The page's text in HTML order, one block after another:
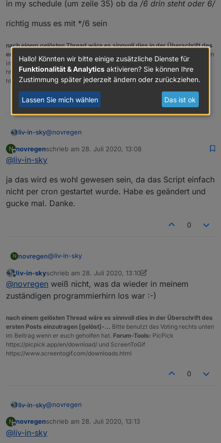
Zweifarbig habe ich hier geändert, jedoch bleibt die
let farbeUngeradeZeilen="#1C1C1C"//"#1C1C1C";
let farbeGeradeZeilen="#ffffff"//"#ffffff"; //Farbe für
in my schedule (um zeile 35) ob da /6 drin steht oder 6/
richtig muss es mit */6 sein
nach einem gelösten Thread wäre es sinnvoll dies in der Überschrift des
ersten Posts einzutragen [gelöst]-...
Bitte benutzt das Voting rechts unten
im Beitrag wenn er euch geholfen hat.Forum-Tools:PicPick
https://picpick.app/en/download/ und ScreenToGif
https://www.screentogif.com/downloads.html
0
liv-in-sky@novregen
ich hatte auch mal ein anderen fehler drin - schaum
mal in my schedule (um zeile 35) ob da
N
Offline
novregenschrieb am 28. Juli 2020, 13:08
zuletzt editiert von
@liv-in-sky
ja das wird es wohl gewesen sein, da das Script einfach
nicht per cron gestartet wurde. Habe es geändert und
gucke mal. Danke.
0
N novregen@liv-in-sky
ja das wird es wohl gewesen sein, da das Script
einfach nicht per cron gestartet wurde. Habe es
geändert und gucke mal. Danke.
liv-in-skyschrieb am 28. Juli 2020, 13:10
zuletzt editiert von liv-in-sky
@novregen weiß nicht, was da wieder in meinem
zuständigen programmierhirn los war :-)
nach einem gelösten Thread wäre es sinnvoll dies in der Überschrift des
ersten Posts einzutragen [gelöst]-... Bitte benutzt das Voting rechts unten
im Beitrag wenn er euch geholfen hat. Forum-Tools: PicPick
https://picpick.app/en/download/ und ScreenToGif
https://www.screentogif.com/downloads.html
0
liv-in-sky@novregen
bei mir sind die zeilen verschiedenfarbig und es zählt
auch mit - heute war abholung - die beiden 0er
N
Offline
novregenschrieb am 28. Juli 2020, 13:13
zuletzt editiert von
@liv-in-sky
Hallo! Könnten wir bitte einige zusätzliche Dienste für
Funktionalität & Analytics aktivieren? Sie können Ihre
Zustimmung später jederzeit ändern oder zurückziehen.
Lassen Sie mich wählen Das ist ok